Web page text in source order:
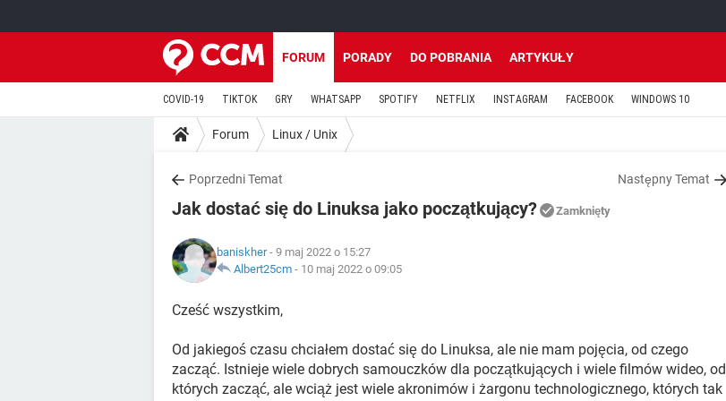
FORUM PORADY DO POBRANIA ARTYKUŁY
COVID-19 TIKTOK GRY WHATSAPP SPOTIFY NETFLIX INSTAGRAM FACEBOOK WINDOWS 10
Forum Linux / Unix
Poprzedni Temat Następny Temat
Jak dostać się do Linuksa jako początkujący? Zamknięty
baniskher- 9 maj 2022 o 15:27
Albert25cm - 10 maj 2022 o 09:05
Cześć wszystkim,
Od jakiegoś czasu chciałem dostać się do Linuksa, ale nie mam pojęcia, od czego
zacząć. Istnieje wiele dobrych samouczków dla początkujących i wiele filmów wideo, od
których zacząć, ale wciąż jest wiele akronimów i żargonu technologicznego, których tak